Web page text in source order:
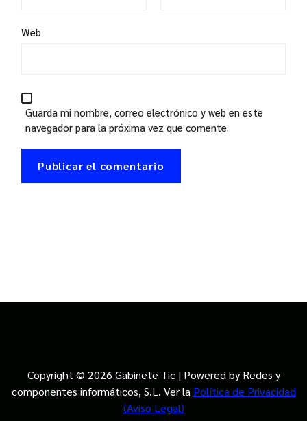
Web
Guarda mi nombre, correo electrónico y web en este
navegador para la próxima vez que comente.
Copyright © 2026 Gabinete Tic | Powered by Redes y
componentes informáticos, S.L. Ver la Política de Privacidad
(Aviso Legal)